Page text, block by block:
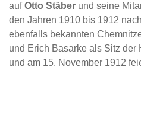
aufOtto Stäber und seine
den Jahren 1910 bis 1912
ebenfalls bekannten
und Erich Basarke als Sitz der
und am 15. November 1912